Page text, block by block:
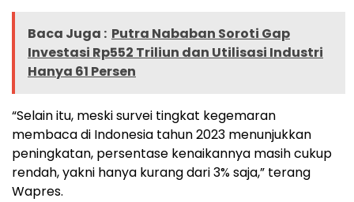
Baca Juga : Putra Nababan Soroti Gap
Investasi Rp552 Triliun dan Utilisasi Industri
Hanya 61 Persen
“Selain itu, meski survei tingkat kegemaran
membaca di Indonesia tahun 2023 menunjukkan
peningkatan, persentase kenaikannya masih cukup
rendah, yakni hanya kurang dari 3% saja,” terang
Wapres.